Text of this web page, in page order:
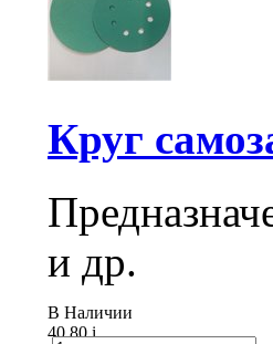
Круг
и др.
В Наличии
40.80i